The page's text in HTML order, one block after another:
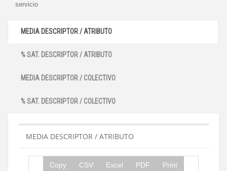
servicio
MEDIA DESCRIPTOR / ATRIBUTO
% SAT. DESCRIPTOR / ATRIBUTO
MEDIA DESCRIPTOR / COLECTIVO
% SAT. DESCRIPTOR / COLECTIVO
MEDIA DESCRIPTOR / ATRIBUTO
Copy CSV Excel PDF Print